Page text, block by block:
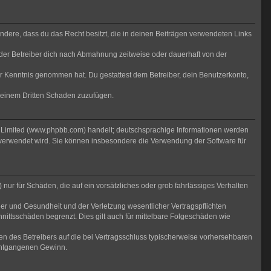
dass du das Recht besitzt, die in deinen Beiträgen verwendeten Links
Betreiber dich nach Abmahnung zeitweise oder dauerhaft von der
genommen hat. Du gestattest dem Betreiber, dein Benutzerkonto,
Dritten Schaden zuzufügen.
(www.phpbb.com) handelt; deutschsprachige Informationen werden
wird. Sie können insbesondere die Verwendung der Software für
für Schäden, die auf ein vorsätzliches oder grob fahrlässiges Verhalten
und Gesundheit und der Verletzung wesentlicher Vertragspflichten
begrenzt. Dies gilt auch für mittelbare Folgeschäden wie
des Betreibers auf die bei Vertragsschluss typischerweise vorhersehbaren
Gewinn.